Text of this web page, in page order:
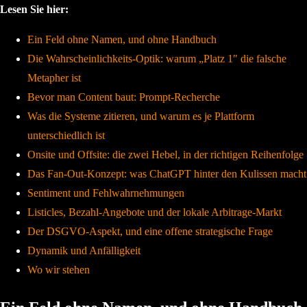
Lesen Sie hier:
Ein Feld ohne Namen, und ohne Handbuch
Die Wahrscheinlichkeits-Optik: warum „Platz 1″ die falsche
Metapher ist
Bevor man Content baut: Prompt-Recherche
Was die Systeme zitieren, und warum es je Plattform
unterschiedlich ist
Onsite und Offsite: die zwei Hebel, in der richtigen Reihenfolge
Das Fan-Out-Konzept: was ChatGPT hinter den Kulissen macht
Sentiment und Fehlwahrnehmungen
Listicles, Bezahl-Angebote und der lokale Arbitrage-Markt
Der DSGVO-Aspekt, und eine offene strategische Frage
Dynamik und Anfälligkeit
Wo wir stehen